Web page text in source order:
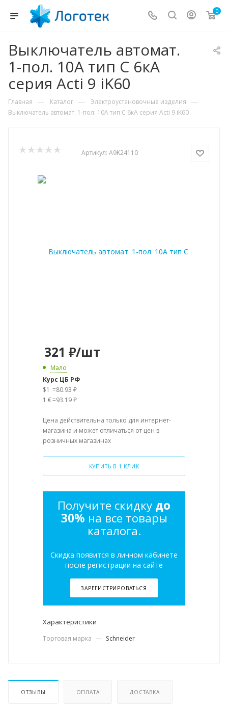
0
Выключатель автомат.
1-пол. 10А тип C 6кА
серия Acti 9 iK60
Главная — Каталог — Электроустановочные изделия —
Выключатель автомат. 1-пол. 10А тип C 6кА серия Acti 9 iK60
Артикул: A9K24110
321 ₽/шт
Мало
Курс ЦБ РФ
$1 =80.93 ₽
1 €=93.19 ₽
Цена действительна только для интернет-
магазина и может отличаться от цен в
розничных магазинах
КУПИТЬ В 1 КЛИК
Получите скидку до
30% на все товары
каталога.
Скидка появится в личном кабинете
после регистрации на сайте
ЗАРЕГИСТРИРОВАТЬСЯ
Характеристики
Торговая марка — Schneider
ОТЗЫВЫ ОПЛАТА ДОСТАВКА